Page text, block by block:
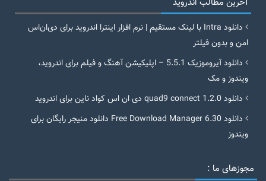
دانلود Intra با لینک مستقیم | نرم افزار اینترا اندروید برای دی‌ان‌اس
امن و بدون فیلتر
دانلود آیروموزیک 5.5.1 – اپلیکیشن آهنگ و فیلم برای اندروید،
ویندوز و مک
دانلود quad9 connect 1.2.0 دی ان اس کواد ناین برای اندروید
دانلود Free Download Manager 6.30 دانلود منیجر رایگان برای
ویندوز
مجوزهای ما :